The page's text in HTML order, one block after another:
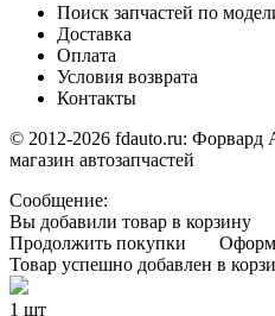
Поиск запчастей по
Доставка
Оплата
Условия возврата
Контакты
© 2012-2026 fdauto.ru: Форвард
магазин автозапчастей
Сообщение:
Вы добавили товар в корзину
Продолжить покупки
Товар успешно добавлен в
1 шт